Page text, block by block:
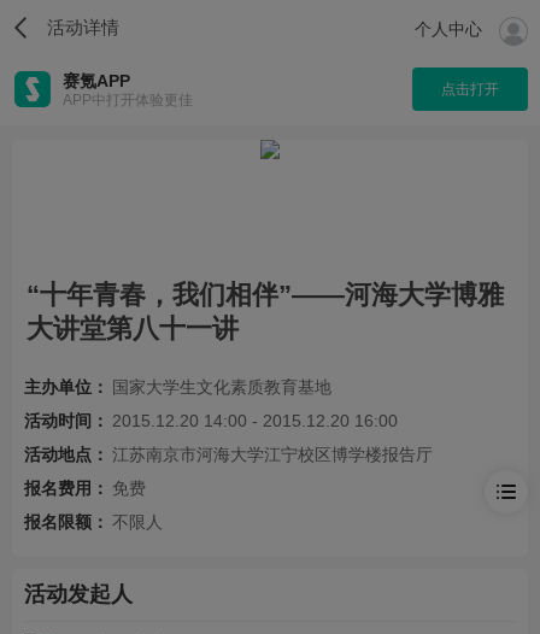
活动详情 个人中心
赛氪APP
APP中打开体验更佳
点击打开
“十年青春，我们相伴”——河海大学博雅
大讲堂第八十一讲
主办单位：
国家大学生文化素质教育基地
活动时间： 2015.12.20 14:00 - 2015.12.20 16:00
活动地点： 江苏南京市河海大学江宁校区博学楼报告厅
报名费用： 免费
报名限额： 不限人
活动发起人